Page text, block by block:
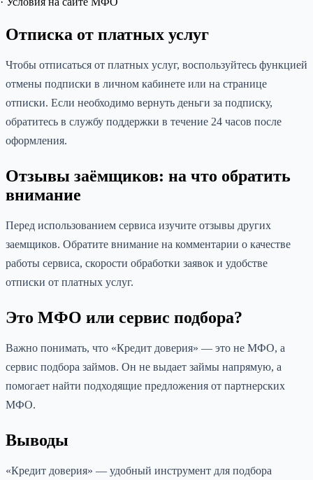
Отписка от платных услуг
Чтобы отписаться от платных услуг, воспользуйтесь функцией
отмены подписки в личном кабинете или на странице
отписки. Если необходимо вернуть деньги за подписку,
обратитесь в службу поддержки в течение 24 часов после
оформления.
Отзывы заёмщиков: на что обратить
внимание
Перед использованием сервиса изучите отзывы других
заемщиков. Обратите внимание на комментарии о качестве
работы сервиса, скорости обработки заявок и удобстве
отписки от платных услуг.
Это МФО или сервис подбора?
Важно понимать, что «Кредит доверия» — это не МФО, а
сервис подбора займов. Он не выдает займы напрямую, а
помогает найти подходящие предложения от партнерских
МФО.
Выводы
«Кредит доверия» — удобный инструмент для подбора